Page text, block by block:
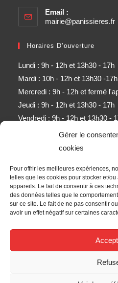
Gérer le
cookies
Pour offrir les meilleures expériences,
telles que les cookies pour stocker et/
appareils. Le fait de consentir à ces
des données telles que le
sur ce site. Le fait de ne pas consentir
avoir un effet négatif sur certaines
Email :
mairie@panissieres.fr
Horaires D’ouverture
Lundi : 9h - 12h et 13h30 - 17h
Mardi : 10h - 12h et 13h30 -17h
Mercredi : 9h - 12h et fermé
Jeudi : 9h - 12h et 13h30 - 17h
Vendredi : 9h - 12h et 13h30 -
Samedi : 9h - 11h (sauf mois
Obtenez l’ensemble des